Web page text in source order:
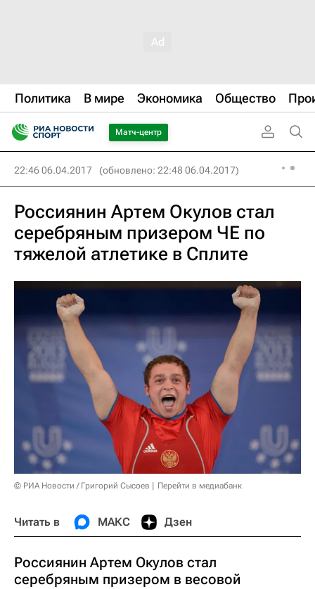
Политика В мире Экономика Общество
Матч-центр
22:46 06.04.2017 (обновлено: 22:48 06.04.2017)
Россиянин Артем Окулов стал
серебряным призером ЧЕ по
тяжелой атлетике в Сплите
© РИА Новости / Григорий Сысоев Перейти в медиабанк
Читать в МАКС Дзен
Россиянин Артем Окулов стал
серебряным призером в весовой